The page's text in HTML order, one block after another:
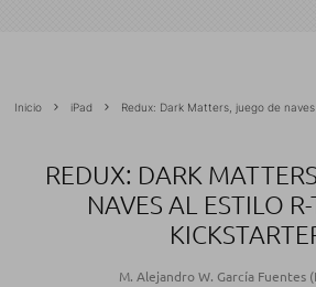
Inicio iPad Redux: Dark Matters, juego de
REDUX: DARK
NAVES AL ESTILO
M. Alejandro W. García Fuentes